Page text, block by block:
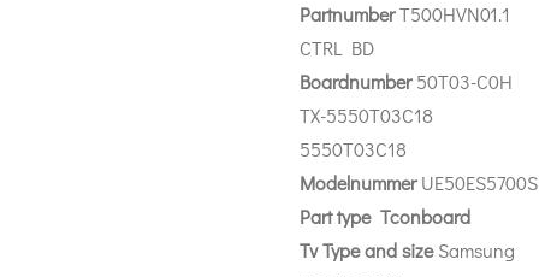
PartnumberT500HVN01.1
CTRL BD
Boardnumber50T03-C0H
TX-5550T03C18
5550T03C18
ModelnummerUE50ES5700S
Parttype Tconboard
Tv Type and sizeSamsung